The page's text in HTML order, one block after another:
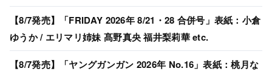
【8/7発売】「FRIDAY 2026年 8/21・28 合併号」表紙：小倉
ゆうか / エリマリ姉妹 髙野真央 福井梨莉華 etc.
【8/7発売】「ヤングガンガン 2026年 No.16」表紙：桃月な